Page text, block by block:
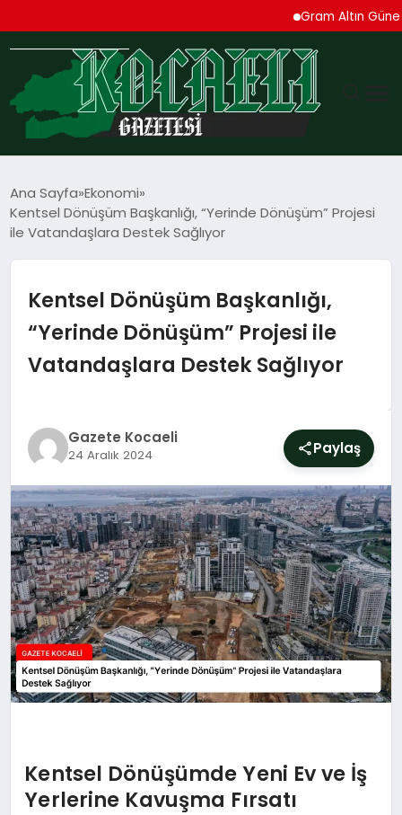
Gram Altın Güne
TEKNOLOJI
MAGAZIN
YAŞAM
DÜNYA
SAĞLIK
EĞITIM
Ana Sayfa Ekonomi
Kentsel Dönüşüm Başkanlığı, “Yerinde Dönüşüm” Projesi
ile Vatandaşlara Destek Sağlıyor
Kentsel Dönüşüm Başkanlığı,
“Yerinde Dönüşüm” Projesi ile
Vatandaşlara Destek Sağlıyor
Gazete Kocaeli
24 Aralık 2024 Paylaş
Kentsel Dönüşümde Yeni Ev ve İş
Yerlerine Kavuşma Fırsatı